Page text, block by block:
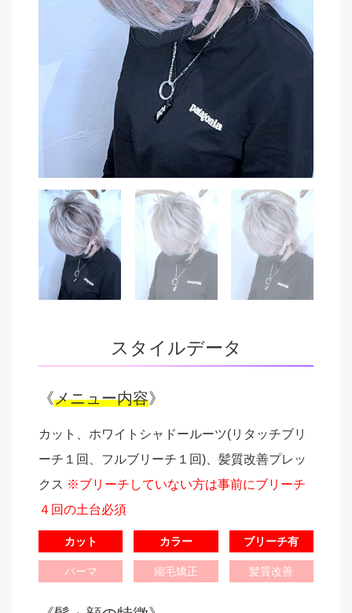
スタイルデータ
《メニュー内容》
カット、ホワイトシャドールーツ(リタッチブリ
ーチ１回、フルブリーチ１回)、髪質改善プレッ
クス ※ブリーチしていない方は事前にブリーチ
４回の土台必須
カット カラー ブリーチ有
パーマ 縮毛矯正 髪質改善